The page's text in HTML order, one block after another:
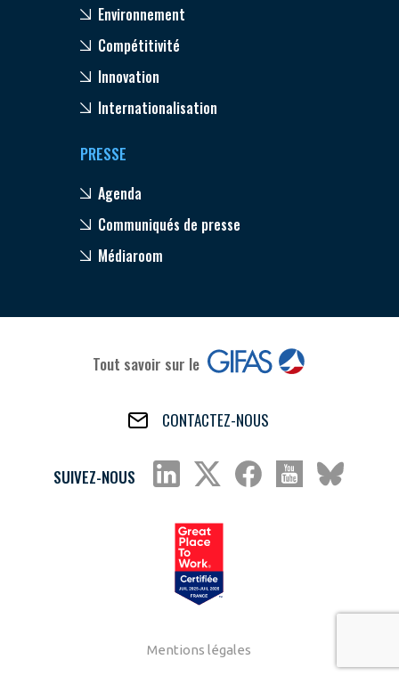
Environnement
Compétitivité
Innovation
Internationalisation
PRESSE
Agenda
Communiqués de presse
Médiaroom
Tout savoir sur le
CONTACTEZ-NOUS
SUIVEZ-NOUS
Mentions légales